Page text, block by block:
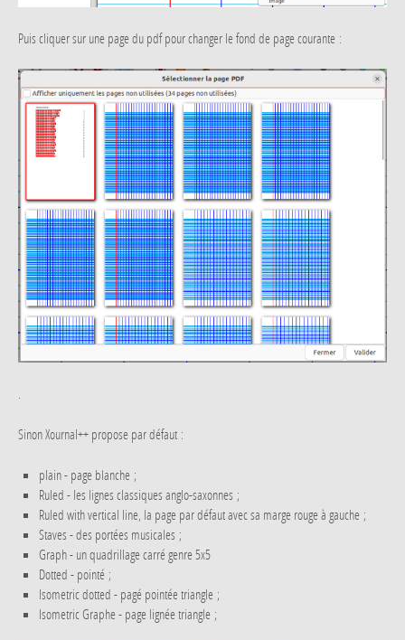
Puis cliquer sur une page du pdf pour changer le fond de page courante :
.
Sinon Xournal++ propose par défaut :
plain - page blanche ;
Ruled - les lignes classiques anglo-saxonnes ;
Ruled with vertical line, la page par défaut avec sa marge rouge à gauche ;
Staves - des portées musicales ;
Graph - un quadrillage carré genre 5x5
Dotted - pointé ;
Isometric dotted - pagé pointée triangle ;
Isometric Graphe - page lignée triangle ;